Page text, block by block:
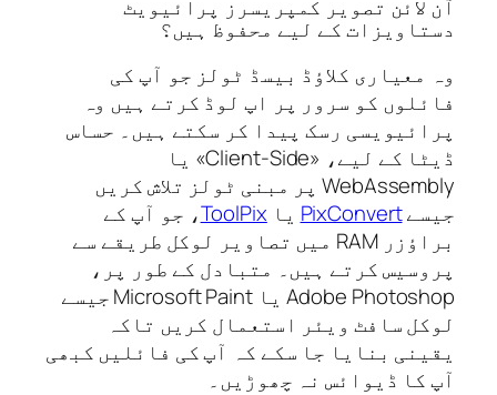
تصویر کمپریسرز پرائیویٹ
کے لیے محفوظ ہیں؟
کلاؤڈ بیسڈ ٹولز جو آپ کی
کو سرور پر اپ لوڈ کرتے ہیں وہ
رسک پیدا کر سکتے ہیں۔ حساس
ڈیٹا کے لیے، «Client-Side» یا
WebAssembly پر مبنی ٹولز تلاش کریں
PixConvertیاToolPix ، جو آپ کے
براؤزر RAM میں تصاویر لوکل طریقے سے
کرتے ہیں۔ متبادل کے طور پر،
Adobe Photoshop یا Microsoft Paint جیسے
سافٹ ویئر استعمال کریں تاکہ
بنایا جا سکے کہ آپ کی فائلیں کبھی
ڈیوائس نہ چھوڑیں۔